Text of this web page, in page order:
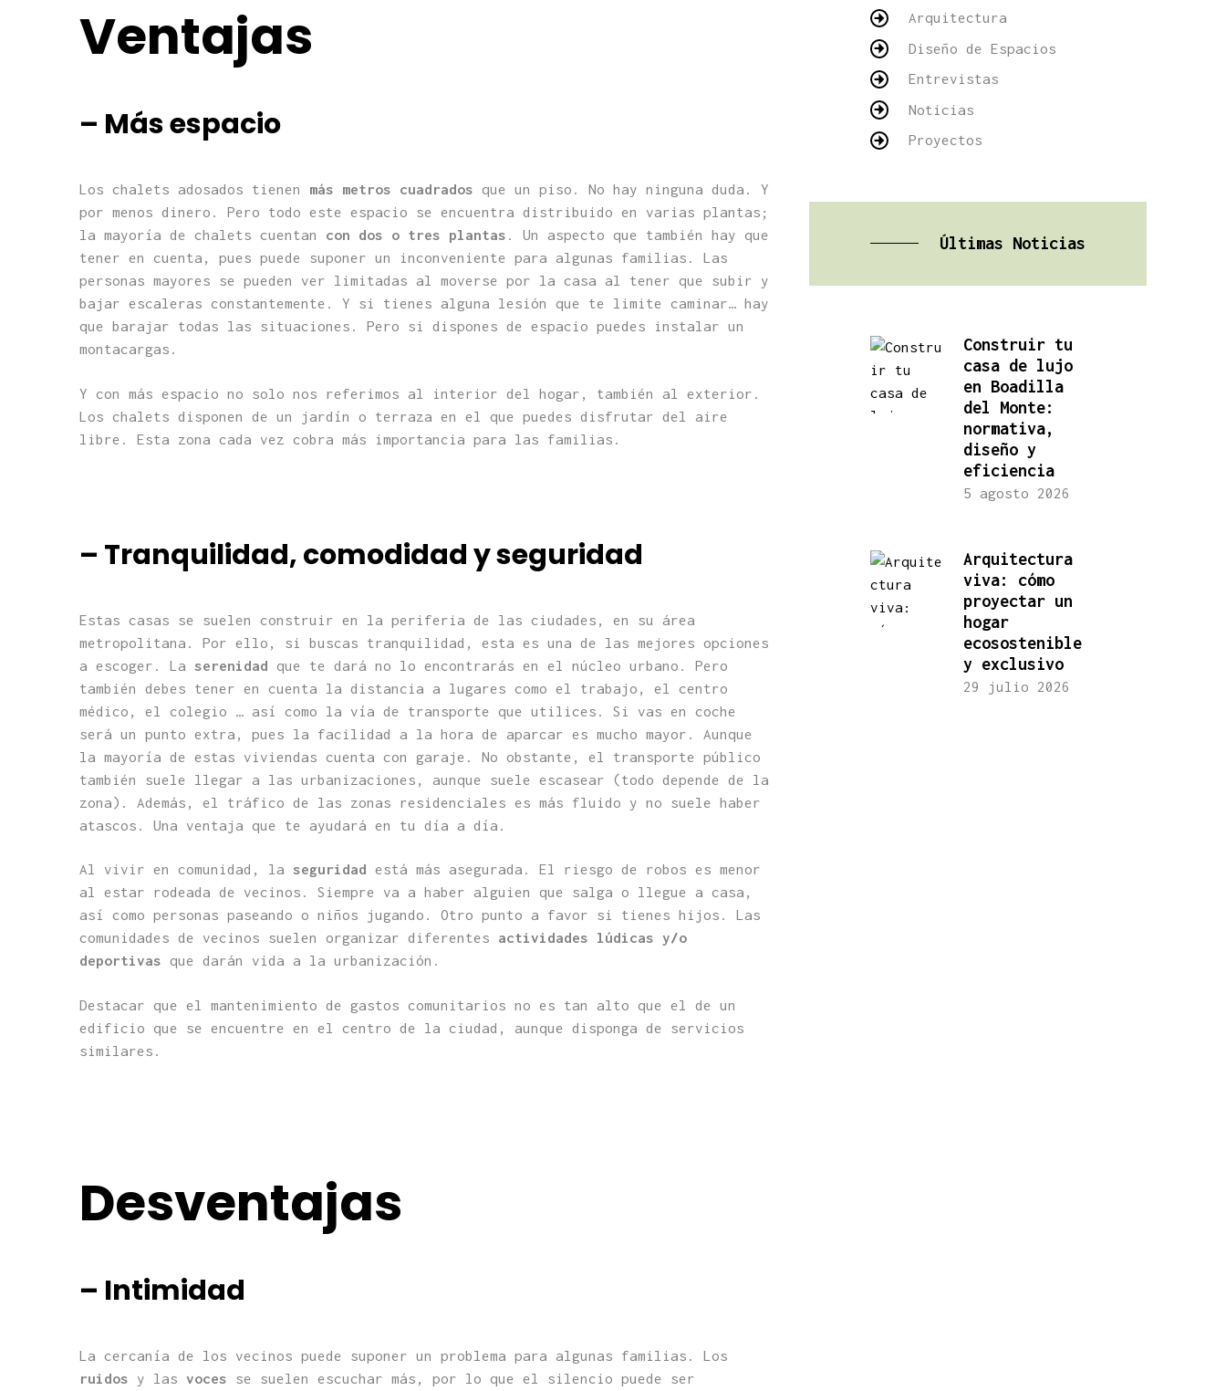
Ventajas
– Más espacio
Los chalets adosados tienen más metros cuadrados que un piso. No hay ninguna duda. Y
por menos dinero. Pero todo este espacio se encuentra distribuido en varias plantas;
la mayoría de chalets cuentan con dos o tres plantas . Un aspecto que también hay que
tener en cuenta, pues puede suponer un inconveniente para algunas familias. Las
personas mayores se pueden ver limitadas al moverse por la casa al tener que subir y
bajar escaleras constantemente. Y si tienes alguna lesión que te limite caminar… hay
que barajar todas las situaciones. Pero si dispones de espacio puedes instalar un
montacargas.
Y con más espacio no solo nos referimos al interior del hogar, también al exterior.
Los chalets disponen de un jardín o terraza en el que puedes disfrutar del aire
libre. Esta zona cada vez cobra más importancia para las familias.
– Tranquilidad, comodidad y seguridad
Estas casas se suelen construir en la periferia de las ciudades, en su área
metropolitana. Por ello, si buscas tranquilidad, esta es una de las mejores opciones
a escoger. La serenidad que te dará no lo encontrarás en el núcleo urbano. Pero
también debes tener en cuenta la distancia a lugares como el trabajo, el centro
médico, el colegio … así como la vía de transporte que utilices. Si vas en coche
será un punto extra, pues la facilidad a la hora de aparcar es mucho mayor. Aunque
la mayoría de estas viviendas cuenta con garaje. No obstante, el transporte público
también suele llegar a las urbanizaciones, aunque suele escasear (todo depende de la
zona). Además, el tráfico de las zonas residenciales es más fluido y no suele haber
atascos. Una ventaja que te ayudará en tu día a día.
Al vivir en comunidad, la seguridad está más asegurada. El riesgo de robos es menor
al estar rodeada de vecinos. Siempre va a haber alguien que salga o llegue a casa,
así como personas paseando o niños jugando. Otro punto a favor si tienes hijos. Las
comunidades de vecinos suelen organizar diferentes actividades lúdicas y/o
deportivas que darán vida a la urbanización.
Destacar que el mantenimiento de gastos comunitarios no es tan alto que el de un
edificio que se encuentre en el centro de la ciudad, aunque disponga de servicios
similares.
Desventajas
– Intimidad
La cercanía de los vecinos puede suponer un problema para algunas familias. Los
ruidos y las voces se suelen escuchar más, por lo que el silencio puede ser
Arquitectura
Diseño de Espacios
Entrevistas
Noticias
Proyectos
Últimas Noticias
Construir tu
casa de lujo
en Boadilla
del Monte:
normativa,
diseño y
eficiencia
5 agosto 2026
Arquitectura
viva: cómo
proyectar un
hogar
ecosostenible
y exclusivo
29 julio 2026